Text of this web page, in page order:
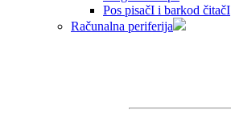
Pos pisačI i barkod čitačI
Računalna periferija